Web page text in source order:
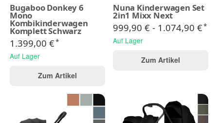
Bugaboo Donkey 6
Mono
Kombikinderwagen
Komplett Schwarz
1.399,00 €*
Auf Lager
Zum Artikel
Nuna Kinderwagen Set
2in1 Mixx Next
999,90 € - 1.074,90 €*
Auf Lager
Zum Artikel